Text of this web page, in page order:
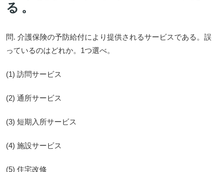
る。
問. 介護保険の予防給付により提供されるサービスである。誤
っているのはどれか。1つ選べ。
(1) 訪問サービス
(2) 通所サービス
(3) 短期入所サービス
(4) 施設サービス
(5) 住宅改修